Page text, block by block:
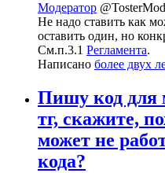
Модератор
Не надо ставить как
оставить один, но
См.п.3.1 Регламента.
Написано более двух
Пишу код для
тг, скажите,
может не
кода?